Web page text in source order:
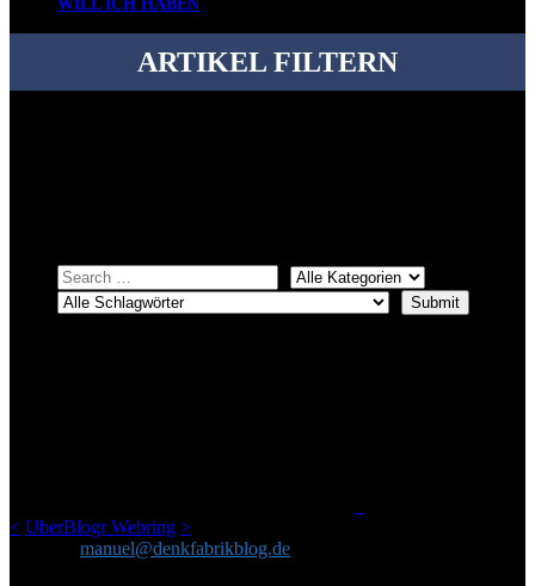
WILL ICH HABEN
ARTIKEL FILTERN
< UberBlogr Webring >
manuel@denkfabrikblog.de